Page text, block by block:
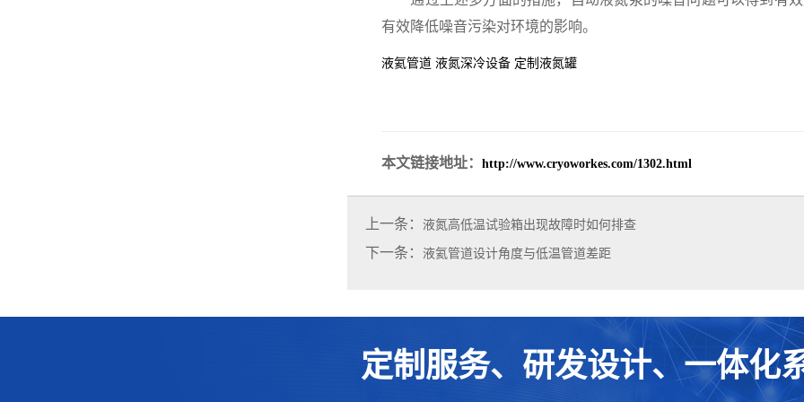
有效降低噪音污染对环境的影响。
液氦管道 液氮深冷设备 定制液氮罐
本文链接地址： http://www.cryoworkes.com/1302.html
上一条： 液氮高低温试验箱出现故障时如何排查
下一条： 液氦管道设计角度与低温管道差距
定制服务、研发设计、一体化